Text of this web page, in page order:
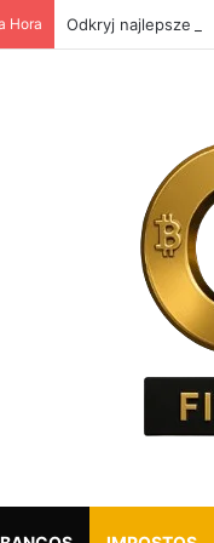
Hora Odkryj najlepsze